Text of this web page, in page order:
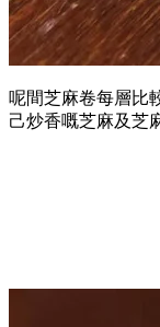
呢間芝麻卷每層比
己炒香嘅芝麻及芝